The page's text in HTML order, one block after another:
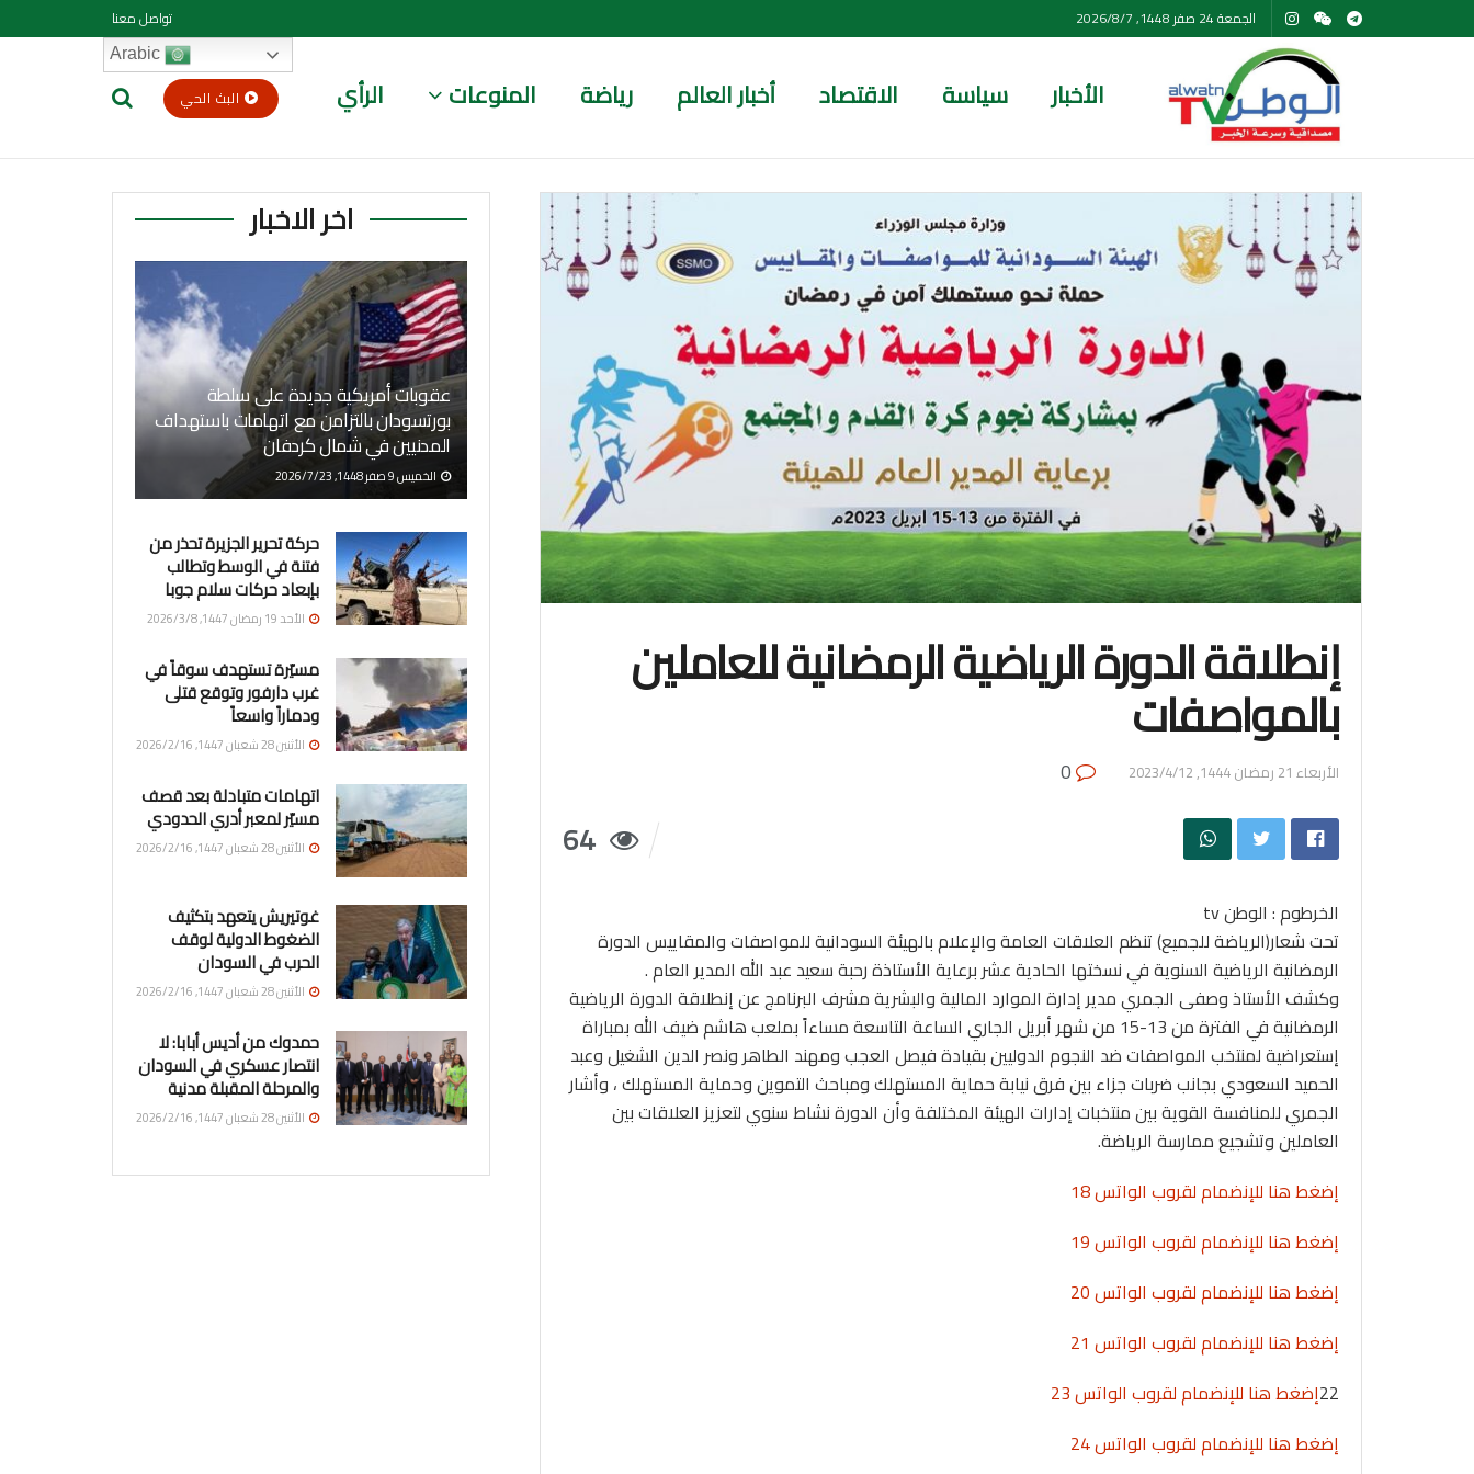
الجمعة 24 صفر 1448, 2026/8/7 تواصل معنا
الأخبار سياسة الاقتصاد أخبار العالم رياضة المنوعات الرأي البث الحي
إنطلاقة الدورة الرياضية الرمضانية للعاملين
بالمواصفات
الأربعاء 21 رمضان 1444, 2023/4/12
64
الخرطوم : الوطن tv
تحت شعار(الرياضة للجميع) تنظم العلاقات العامة والإعلام بالهيئة السودانية للمواصفات والمقاييس الدورة
الرمضانية الرياضية السنوية في نسختها الحادية عشر برعاية الأستاذة رحبة سعيد عبد الله المدير العام .
وكشف الأستاذ وصفى الجمري مدير إدارة الموارد المالية والبشرية مشرف البرنامج عن إنطلاقة الدورة الرياضية
الرمضانية في الفترة من 13-15 من شهر أبريل الجاري الساعة التاسعة مساءاً بملعب هاشم ضيف الله بمباراة
إستعراضية لمنتخب المواصفات ضد النجوم الدوليين بقيادة فيصل العجب ومهند الطاهر ونصر الدين الشغيل وعبد
الحميد السعودي بجانب ضربات جزاء بين فرق نيابة حماية المستهلك ومباحث التموين وحماية المستهلك ، وأشار
الجمري للمنافسة القوية بين منتخبات إدارات الهيئة المختلفة وأن الدورة نشاط سنوي لتعزيز العلاقات بين
العاملين وتشجيع ممارسة الرياضة.
إضغط هنا للإنضمام لقروب الواتس 18
إضغط هنا للإنضمام لقروب الواتس 19
إضغط هنا للإنضمام لقروب الواتس 20
إضغط هنا للإنضمام لقروب الواتس 21
22إضغط هنا للإنضمام لقروب الواتس 23
إضغط هنا للإنضمام لقروب الواتس 24
اخر الاخبار
عقوبات أمريكية جديدة على سلطة
بورتسودان بالتزامن مع اتهامات باستهداف
المدنيين في شمال كردفان
الخميس 9 صفر 1448, 2026/7/23
حركة تحرير الجزيرة تحذر من
فتنة في الوسط وتطالب
بإبعاد حركات سلام جوبا
الأحد 19 رمضان 1447, 2026/3/8
مسيّرة تستهدف سوقاً في
غرب دارفور وتوقع قتلى
ودماراً واسعاً
الأثنين 28 شعبان 1447, 2026/2/16
اتهامات متبادلة بعد قصف
مسيّر لمعبر أدري الحدودي
الأثنين 28 شعبان 1447, 2026/2/16
غوتيريش يتعهد بتكثيف
الضغوط الدولية لوقف
الحرب في السودان
الأثنين 28 شعبان 1447, 2026/2/16
حمدوك من أديس أبابا: لا
انتصار عسكري في السودان
والمرحلة المقبلة مدنية
الأثنين 28 شعبان 1447, 2026/2/16